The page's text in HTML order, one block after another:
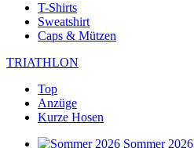
T-Shirts
Sweatshirt
Caps & Mützen
TRIATHLON
Top
Anzüge
Kurze Hosen
Sommer 2026